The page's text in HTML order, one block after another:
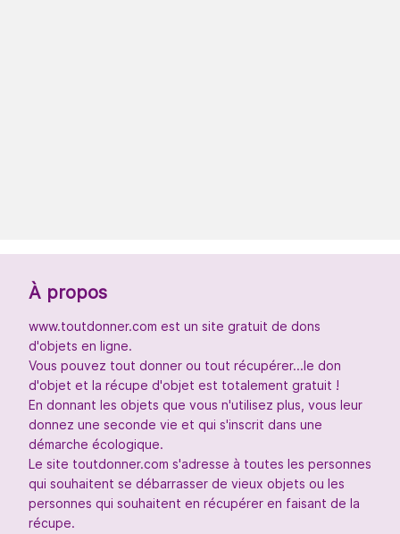
À propos
www.toutdonner.com est un site gratuit de dons
d'objets en ligne.
Vous pouvez tout donner ou tout récupérer...le don
d'objet et la récupe d'objet est totalement gratuit !
En donnant les objets que vous n'utilisez plus, vous leur
donnez une seconde vie et qui s'inscrit dans une
démarche écologique.
Le site toutdonner.com s'adresse à toutes les personnes
qui souhaitent se débarrasser de vieux objets ou les
personnes qui souhaitent en récupérer en faisant de la
récupe.